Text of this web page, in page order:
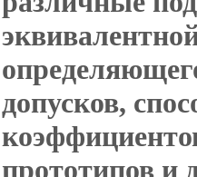
допусков,
прототипов и